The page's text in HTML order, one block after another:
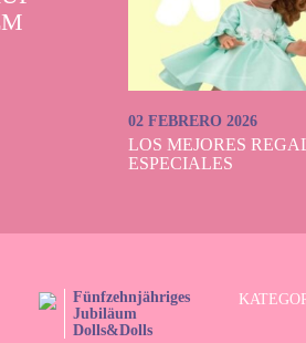
02 FEBRERO 2026
LOS MEJORES
ESPECIALES
Fünfzehnjähriges
Jubiläum
Dolls&Dolls